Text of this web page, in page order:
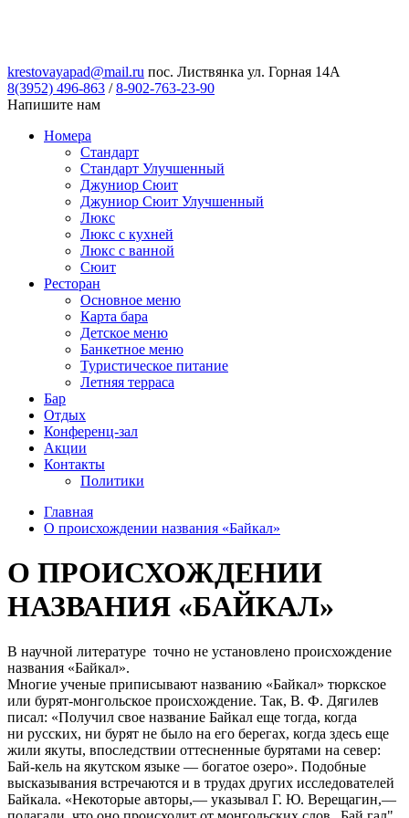
krestovayapad@mail.ru пос. Листвянка ул. Горная 14А
8(3952) 496-863 / 8-902-763-23-90
Напишите нам
Номера
Стандарт
Стандарт Улучшенный
Джуниор Сюит
Джуниор Сюит Улучшенный
Люкс
Люкс с кухней
Люкс с ванной
Сюит
Ресторан
Основное меню
Карта бара
Детское меню
Банкетное меню
Туристическое питание
Летняя терраса
Бар
Отдых
Конференц-зал
Акции
Контакты
Политики
Главная
О происхождении названия «Байкал»
О ПРОИСХОЖДЕНИИ
НАЗВАНИЯ «БАЙКАЛ»
В научной литературе точно не установлено происхождение
названия «Байкал».
Многие ученые приписывают названию «Байкал» тюркское
или бурят-монгольское происхождение. Так, В. Ф. Дягилев
писал: «Получил свое название Байкал еще тогда, когда
ни русских, ни бурят не было на его берегах, когда здесь еще
жили якуты, впоследствии оттесненные бурятами на север:
Бай-кель на якутском языке — богатое озеро». Подобные
высказывания встречаются и в трудах других исследователей
Байкала. «Некоторые авторы,— указывал Г. Ю. Верещагин,—